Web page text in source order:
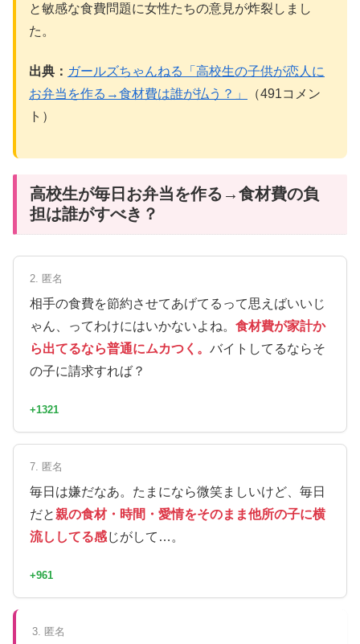
と敏感な食費問題に女性たちの意見が炸裂しまし
た。
出典： ガールズちゃんねる「高校生の子供が恋人に
お弁当を作る→食材費は誰が払う？」
（491コメン
ト）
高校生が毎日お弁当を作る→食材費の負
担は誰がすべき？
2. 匿名
相手の食費を節約させてあげてるって思えばいいじ
ゃん、ってわけにはいかないよね。 食材費が家計か
ら出てるなら普通にムカつく。 バイトしてるならそ
の子に請求すれば？
+1321
7. 匿名
毎日は嫌だなあ。たまになら微笑ましいけど、毎日
だと親の食材・時間・愛情をそのまま他所の子に横
流ししてる感じがして…。
+961
3. 匿名